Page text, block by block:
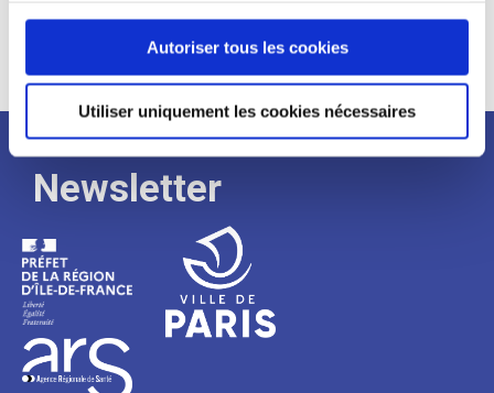
continuez à utiliser notre site Web.
Autoriser tous les cookies
Utiliser uniquement les cookies nécessaires
recrutement
Newsletter